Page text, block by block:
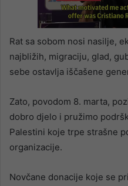
Rat sa sobom nosi nasilje,
najbližih, migraciju, glad,
sebe ostavlja iščašene
Zato, povodom 8. marta,
dobro djelo i pružimo
Palestini koje trpe strašne
organizacije.
Novčane donacije koje se